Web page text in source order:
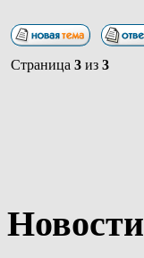
Страница 3 из 3
Новости